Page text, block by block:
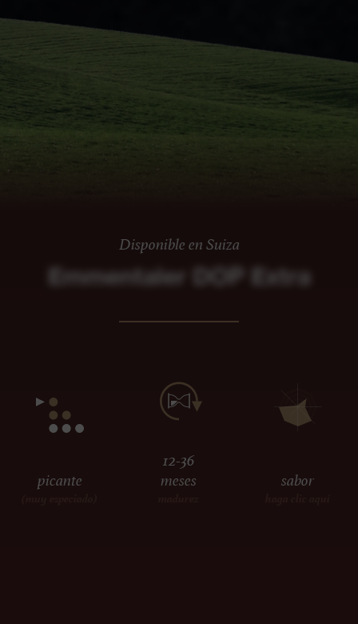
Disponible en Suiza
Emmentaler DOP Extra
picante
12-36
meses
sabor